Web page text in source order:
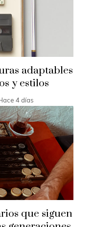
adaptables
y estilos
4 días
que siguen